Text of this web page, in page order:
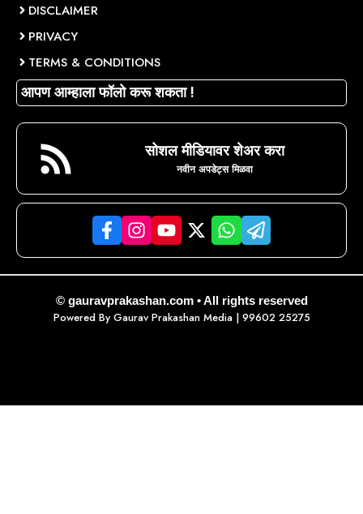
DISCLAIMER
PRIVACY
TERMS & CONDITIONS
आपण आम्हाला फॉलो करू शकता !
सोशल मीडियावर शेअर करा
नवीन अपडेट्स मिळवा
© gauravprakashan.com • All rights reserved
Powered By Gaurav Prakashan Media| 99602 25275